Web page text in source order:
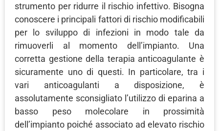
strumento per ridurre il rischio infettivo. Bisogna
conoscere i principali fattori di rischio modificabili
per lo sviluppo di infezioni in modo tale da
rimuoverli al momento dell’impianto. Una
corretta gestione della terapia anticoagulante è
sicuramente uno di questi. In particolare, tra i
vari anticoagulanti a disposizione, è
assolutamente sconsigliato l’utilizzo di eparina a
basso peso molecolare in prossimità
dell’impianto poiché associato ad elevato rischio